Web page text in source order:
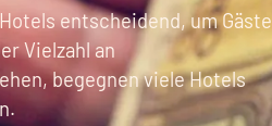
entscheidend, um Gäste
Vielzahl an
begegnen viele Hotels